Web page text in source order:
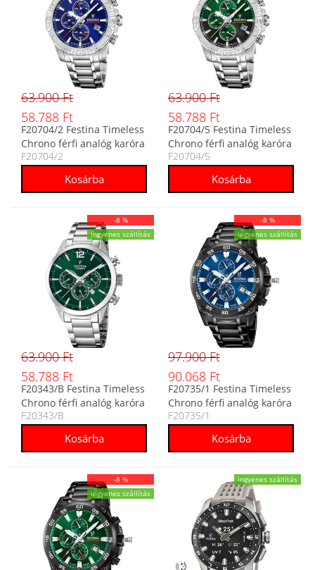
63.900 Ft
58.788 Ft
F20704/2 Festina Timeless
Chrono férfi analóg karóra
F20704/2
63.900 Ft
58.788 Ft
F20704/5 Festina Timeless
Chrono férfi analóg karóra
F20704/5
-8 %
ingyenes szállítás
63.900 Ft
58.788 Ft
F20343/B Festina Timeless
Chrono férfi analóg karóra
F20343/B
-8 %
ingyenes szállítás
97.900 Ft
90.068 Ft
F20735/1 Festina Timeless
Chrono férfi analóg karóra
F20735/1
-8 %
ingyenes szállítás
ingyenes szállítás